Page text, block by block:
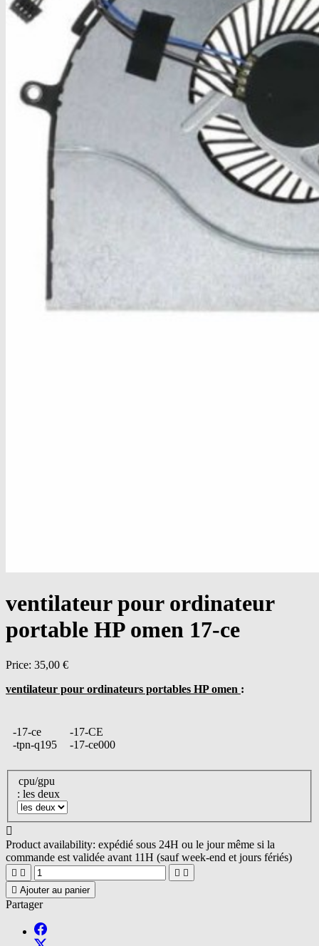
ventilateur pour ordinateur
portable HP omen 17-ce
Price: 35,00 €
ventilateur pour ordinateurs portables HP omen :
-17-ce
-tpn-q195
-17-CE
-17-ce000
cpu/gpu
: les deux

Product availability: expédié sous 24H ou le jour même si la
commande est validée avant 11H (sauf week-end et jours fériés)
   
 Ajouter au panier
Partager